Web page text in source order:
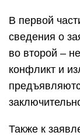
В первой
сведения о
во второй –
конфликт и
Также к